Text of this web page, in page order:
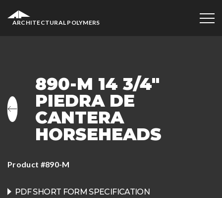
ARCHITECTURAL POLYMERS
890-M 14 3/4″
PIEDRA DE
CANTERA
HORSEHEADS
Product #890-M
PDF SHORT FORM SPECIFICATION